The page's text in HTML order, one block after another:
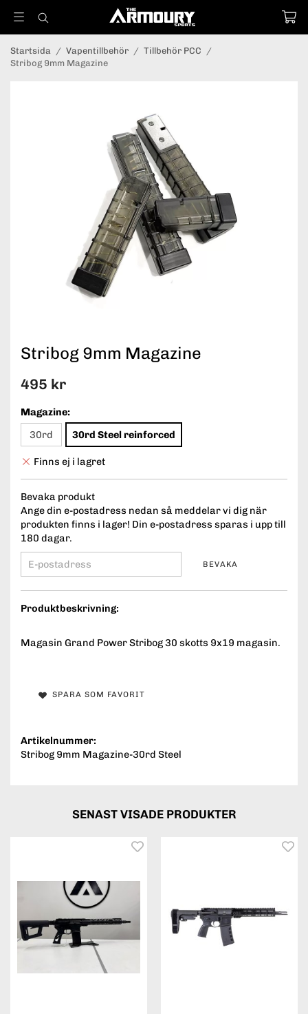
Startsida / Vapentillbehör / Tillbehör PCC /
Stribog 9mm Magazine
Stribog 9mm Magazine
495 kr
Magazine:
30rd
30rd Steel reinforced
Finns ej i lagret
Bevaka produkt
Ange din e-postadress nedan så meddelar vi dig när
produkten finns i lager! Din e-postadress sparas i upp till
180 dagar.
BEVAKA
Produktbeskrivning:
Magasin Grand Power Stribog 30 skotts 9x19 magasin.
SPARA SOM FAVORIT
Artikelnummer:
Stribog 9mm Magazine-30rd Steel
SENAST VISADE PRODUKTER